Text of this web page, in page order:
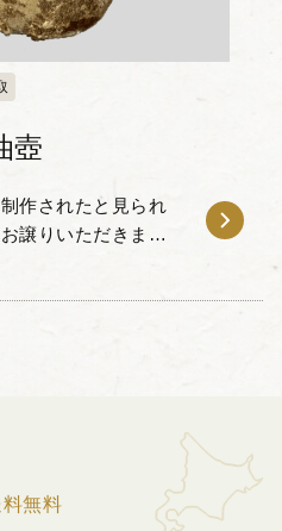
壺
作されたと見られ
譲りいただきまし
た洋梨状のシルエ
無料